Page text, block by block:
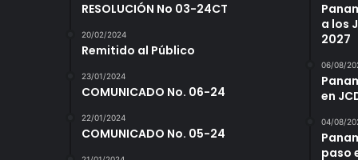
RESOLUCIÓN No 03-24CT
20/02/2024
Remitido al Público
23/01/2024
COMUNICADO No. 06-24
22/01/2024
COMUNICADO No. 05-24
a los
2027
06/08/
en
04/08/
paso